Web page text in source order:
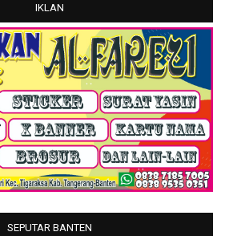
IKLAN
SEPUTAR BANTEN